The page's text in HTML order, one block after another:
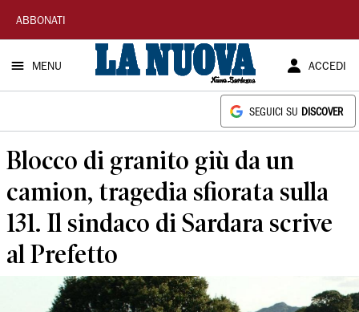
La
Nuova
Sardegna
ABBONATI
MENU ACCEDI
SEGUICI SU DISCOVER
Blocco di granito giù da un
camion, tragedia sfiorata sulla
131. Il sindaco di Sardara scrive
al Prefetto